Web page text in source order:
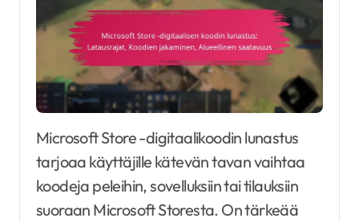
Microsoft Store -digitaalikoodin lunastus
tarjoaa käyttäjille kätevän tavan vaihtaa
koodeja peleihin, sovelluksiin tai tilauksiin
suoraan Microsoft Storesta. On tärkeää